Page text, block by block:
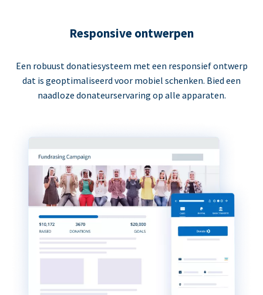
Responsive ontwerpen
Een robuust donatiesysteem met een responsief ontwerp
dat is geoptimaliseerd voor mobiel schenken. Bied een
naadloze donateurservaring op alle apparaten.